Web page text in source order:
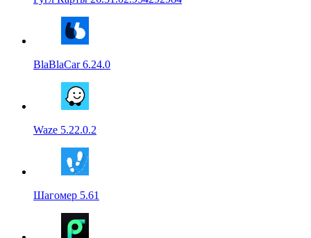
BlaBlaCar 6.24.0
Waze 5.22.0.2
Шагомер 5.61